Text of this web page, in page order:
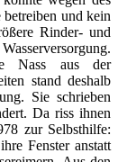
betreiben und kein
Rinder- und
Nass aus der
stand deshalb
Sie schrieben
Da riss ihnen
zur Selbsthilfe:
Fenster anstatt